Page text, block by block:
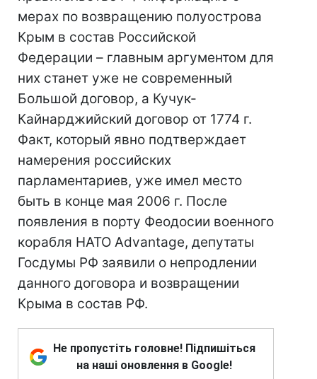
мерах по возвращению полуострова
Крым в состав Российской
Федерации – главным аргументом для
них станет уже не современный
Большой договор, а Кучук-
Кайнарджийский договор от 1774 г.
Факт, который явно подтверждает
намерения российских
парламентариев, уже имел место
быть в конце мая 2006 г. После
появления в порту Феодосии военного
корабля НАТО Advantage, депутаты
Госдумы РФ заявили о непродлении
данного договора и возвращении
Крыма в состав РФ.
Не пропустіть головне! Підпишіться
на наші оновлення в Google!